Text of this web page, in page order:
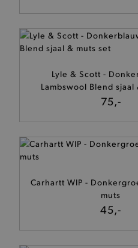
Lyle & Scott -
Lambswool Blend sjaal
75,-
Carhartt WIP -
muts
45,-